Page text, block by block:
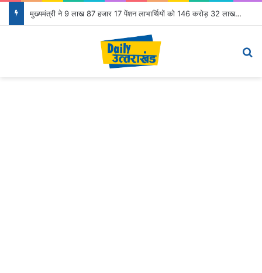
मुख्यमंत्री ने 9 लाख 87 हजार 17 पेंशन लाभार्थियों को 146 करोड़ 32 लाख की पेंशन राशि का किया भुगतान